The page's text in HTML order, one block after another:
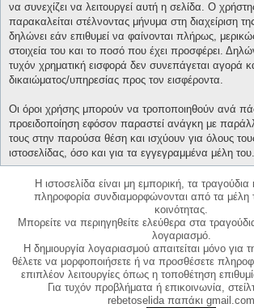
να συνεχίζει να λειτουργεί αυτή η σελίδα. Ο
παρακαλείται στέλνοντας μήνυμα στη διαχείριση
δηλώνει εάν επιθυμεί να φαίνονται πλήρως,
στοιχεία του και το ποσό που έχει προσφέρει.
τυχόν χρηματική εισφορά δεν συνεπάγεται αγορά
δικαιώματος/υπηρεσίας προς τον εισφέροντα.
Οι όροι χρήσης μπορούν να τροποποιηθούν ανά
προειδοποίηση εφόσον παραστεί ανάγκη με
τους στην παρούσα θέση και ισχύουν για όλους
ιστοσελίδας, όσο και για τα εγγεγραμμένα μέλη του.
Η ιστοσελίδα είναι μη εμπορική, τα τραγούδια
πληροφορία συνδιαμορφώνονται από τα μέλη
κοινότητας.
Μπορείτε να περιηγηθείτε ελεύθερα στα
λογαριασμό.
Η δημιουργία λογαριασμού απαιτείται μόνο για
θέλετε να μορφοποιήσετε ή να προσθέσετε
επιπλέον λειτουργίες όπως η τοποθέτηση
Για τυχόν προβλήματα ή επικοινωνία,
rebetoselida παπάκι gmail.com